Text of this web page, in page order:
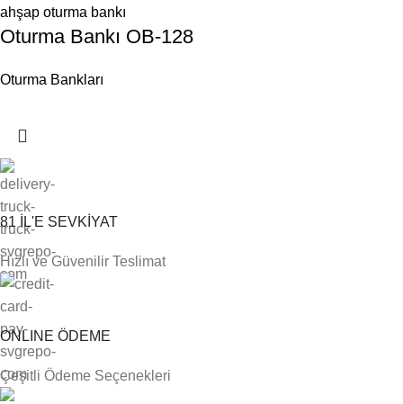
Oturma Bankı OB-128
Oturma Bankları
81 İL'E SEVKİYAT
Hızlı ve Güvenilir Teslimat
ONLINE ÖDEME
Çeşitli Ödeme Seçenekleri